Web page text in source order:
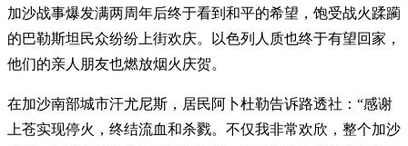
加沙战事爆发满两周年后终于看到和平的希望，饱受战火蹂躏
的巴勒斯坦民众纷纷上街欢庆。以色列人质也终于有望回家，
他们的亲人朋友也燃放烟火庆贺。
在加沙南部城市汗尤尼斯，居民阿卜杜勒告诉路透社：“感谢
上苍实现停火，终结流血和杀戮。不仅我非常欢欣，整个加沙